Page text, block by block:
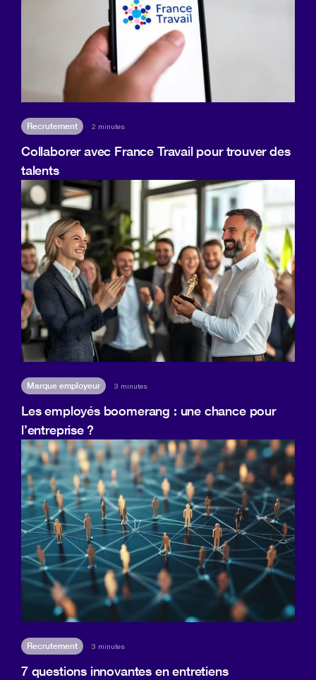
Recrutement 2 minutes
Collaborer avec France Travail pour trouver des
talents
Marque employeur 3 minutes
Les employés boomerang : une chance pour
l’entreprise ?
Recrutement 3 minutes
7 questions innovantes en entretiens